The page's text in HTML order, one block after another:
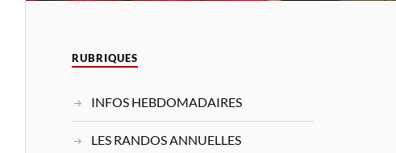
RUBRIQUES
INFOS HEBDOMADAIRES
LES RANDOS ANNUELLES